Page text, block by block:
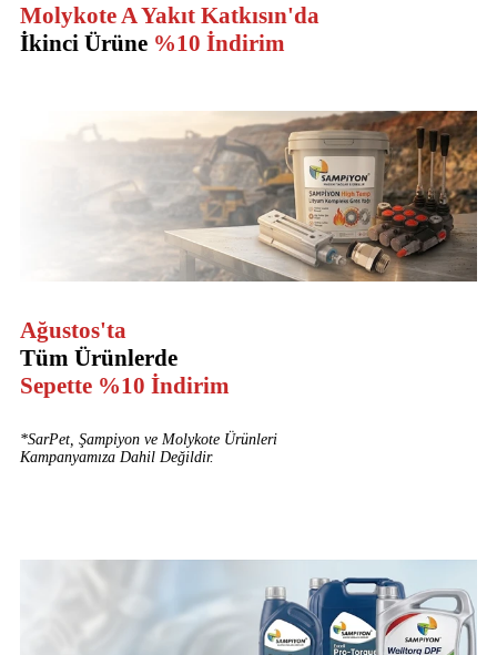
Molykote A Yakıt Katkısın'da
İkinci Ürüne %10 İndirim
Ağustos'ta
Tüm Ürünlerde
Sepette %10 İndirim
*SarPet, Şampiyon ve Molykote Ürünleri
Kampanyamıza Dahil Değildir.